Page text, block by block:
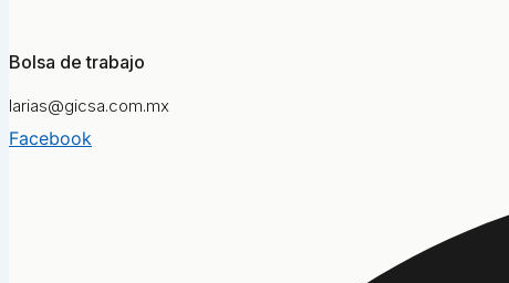
Bolsa de trabajo
larias@gicsa.com.mx
Facebook